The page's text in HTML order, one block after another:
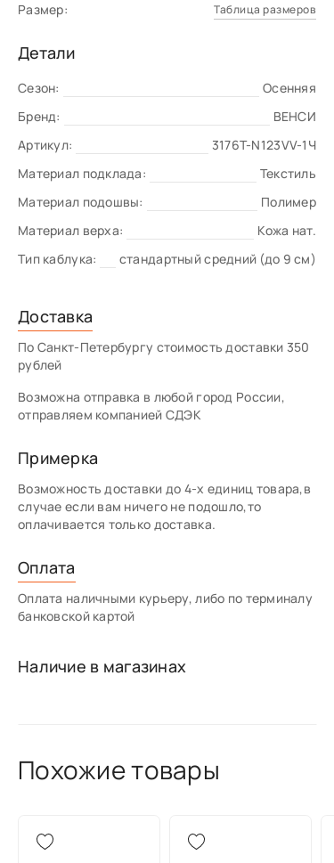
Размер: Таблица размеров
Детали
Сезон:
Осенняя
Бренд:
ВЕНСИ
Артикул:
3176T-N123VV-1Ч
Материал подклада:
Текстиль
Материал подошвы:
Полимер
Материал верха:
Кожа нат.
Тип каблука:
стандартный средний (до 9 см)
Доставка
По Санкт-Петербургу стоимость доставки 350
рублей
Возможна отправка в любой город России,
отправляем компанией СДЭК
Примерка
Возможность доставки до 4-х единиц товара,в
случае если вам ничего не подошло,то
оплачивается только доставка.
Оплата
Оплата наличными курьеру, либо по терминалу
банковской картой
Наличие в магазинах
Похожие товары